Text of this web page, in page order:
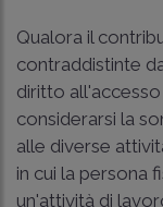
Qualora il
contraddistinte
diritto
considerarsi la
alle diverse
in cui la persona
un'attività di